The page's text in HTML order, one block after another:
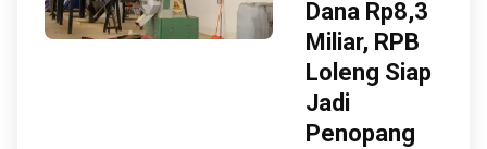
Dana Rp8,3
Miliar, RPB
Loleng Siap
Jadi
Penopang